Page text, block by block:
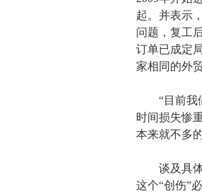
起。并表示
问题，复工
订单已成定
家相同的外
“目前我们
时间损失惨
本来就不多
谈及具体
这个“创伤”